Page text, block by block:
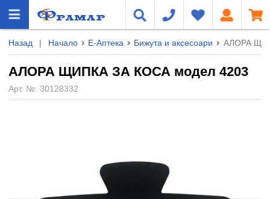
Назад | Начало Е-Аптека Бижута и аксесоари АЛОРА
АЛОРА ЩИПКА ЗА КОСА модел 4203
Арт. №: 30128332